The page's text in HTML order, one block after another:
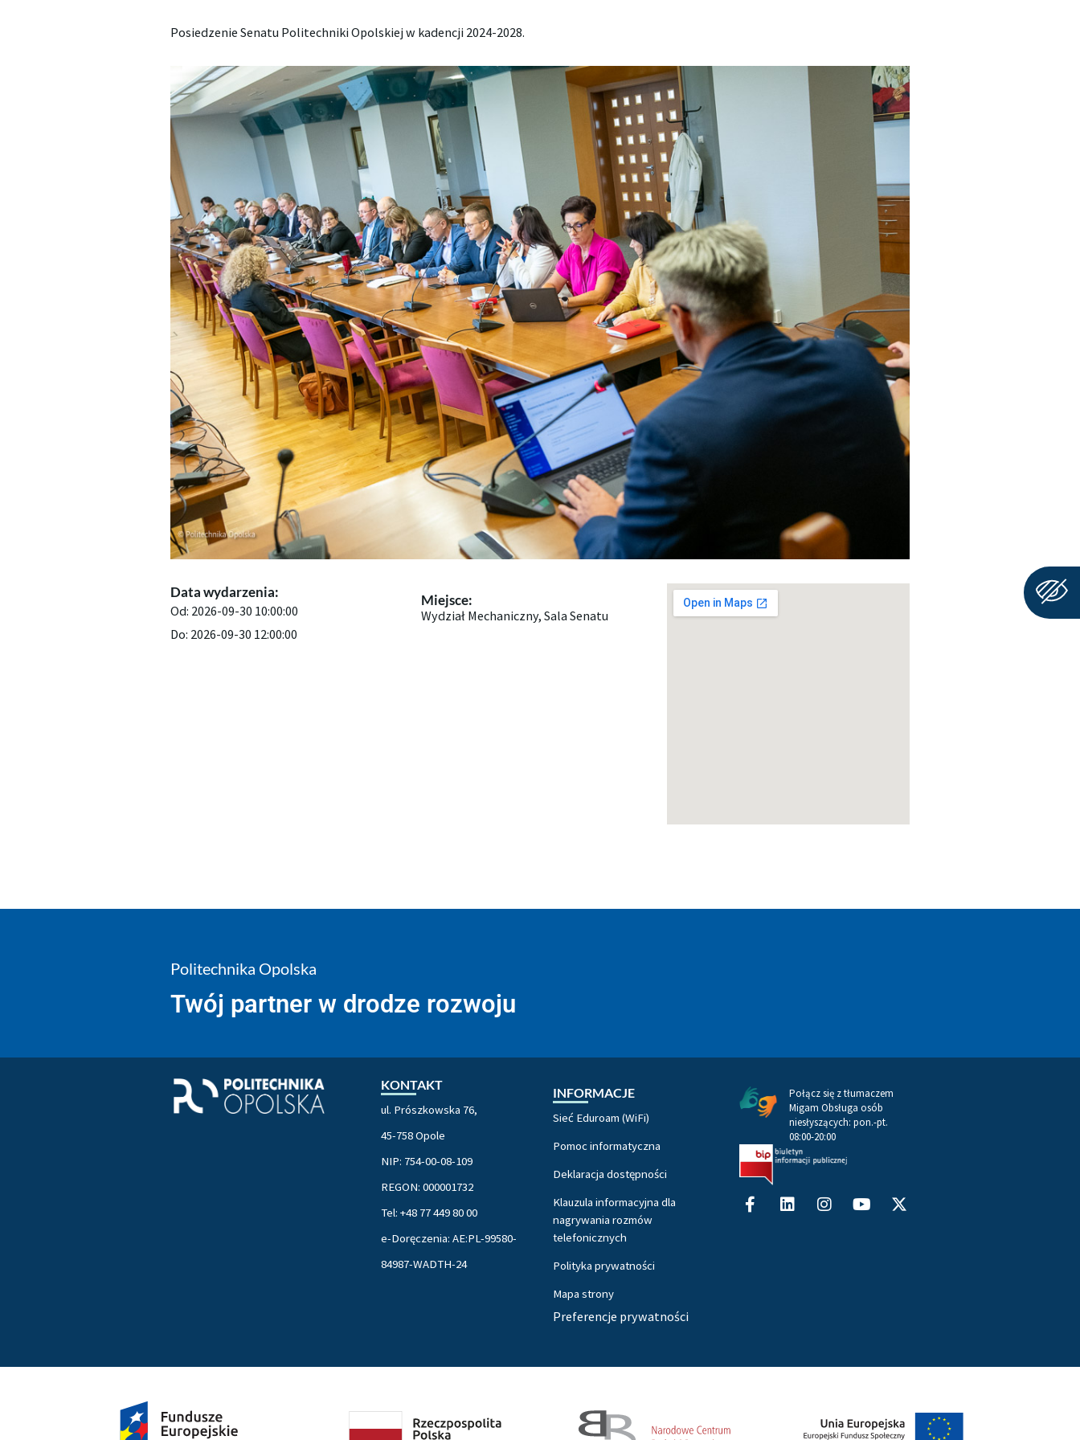
Posiedzenie Senatu Politechniki Opolskiej w kadencji 2024-2028.
Data wydarzenia:
Od: 2026-09-30 10:00:00
Do: 2026-09-30 12:00:00
Miejsce:
Wydział Mechaniczny, Sala Senatu
Politechnika Opolska
Twój partner w drodze rozwoju
KONTAKT
ul. Prószkowska 76,
45-758 Opole
NIP: 754-00-08-109
REGON: 000001732
Tel: +48 77 449 80 00
e-Doręczenia: AE:PL-99580-
84987-WADTH-24
INFORMACJE
Sieć Eduroam (WiFi)
Pomoc informatyczna
Deklaracja dostępności
Klauzula informacyjna dla
nagrywania rozmów
telefonicznych
Polityka prywatności
Mapa strony
Preferencje prywatności
Połącz się z tłumaczem
Migam Obsługa osób
niesłyszących: pon.-pt.
08:00-20:00
Facebook-
f
LinkedinInstagram
Youtube
X-
twitter